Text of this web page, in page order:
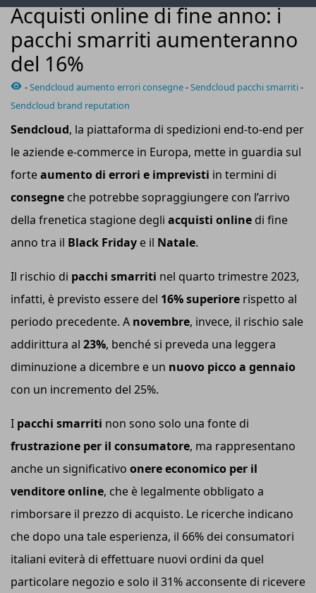
Acquisti online di fine anno: i
pacchi smarriti aumenteranno
del 16%
-Sendcloud aumento errori consegne-Sendcloud pacchi smarriti-
Sendcloud brand reputation
Sendcloud, la piattaforma di spedizioni end-to-end per
le aziende e-commerce in Europa, mette in guardia sul
forteaumento di errori e imprevisti in termini di
consegne che potrebbe sopraggiungere con l’arrivo
della frenetica stagione degli acquisti online di fine
anno tra il Black Friday e il Natale.
Il rischio di pacchi smarriti nel quarto trimestre 2023,
infatti, è previsto essere del 16% superiore rispetto al
periodo precedente. A novembre, invece, il rischio sale
addirittura al 23%, benché si preveda una leggera
diminuzione a dicembre e un nuovo picco a gennaio
con un incremento del 25%.
I pacchi smarriti non sono solo una fonte di
frustrazione per il consumatore, ma rappresentano
anche un significativo onere economico per il
venditore online, che è legalmente obbligato a
rimborsare il prezzo di acquisto. Le ricerche indicano
che dopo una tale esperienza, il 66% dei consumatori
italiani eviterà di effettuare nuovi ordini da quel
particolare negozio e solo il 31% acconsente di ricevere